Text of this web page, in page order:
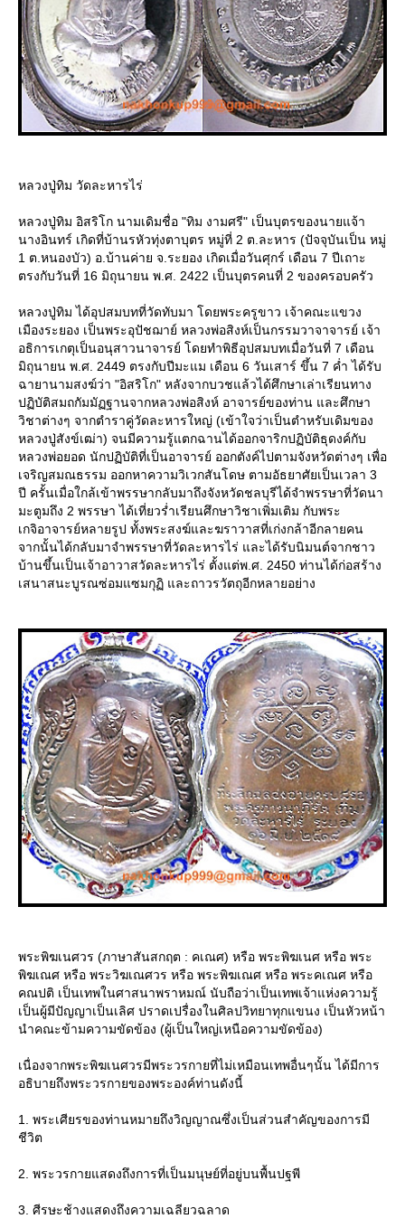
หลวงปู่ทิม วัดละหารไร่
หลวงปู่ทิม อิสริโก นามเดิมชื่อ "ทิม งามศรี" เป็นบุตรของนายแจ้า
นางอินทร์ เกิดที่บ้านรหัวทุ่งตาบุตร หมู่ที่ 2 ต.ละหาร (ปัจจุบันเป็น หมู่
1 ต.หนองบัว) อ.บ้านค่าย จ.ระยอง เกิดเมื่อวันศุกร์ เดือน 7 ปีเถาะ
ตรงกับวันที่ 16 มิถุนายน พ.ศ. 2422 เป็นบุตรคนที่ 2 ของครอบครัว
หลวงปู่ทิม ได้อุปสมบทที่วัดทับมา โดยพระครูขาว เจ้าคณะแขวง
เมืองระยอง เป็นพระอุปัชฌาย์ หลวงพ่อสิงห์เป็นกรรมวาจาจารย์ เจ้า
อธิการเกตุเป็นอนุสาวนาจารย์ โดยทำพิธีอุปสมบทเมื่อวันที่ 7 เดือน
มิถุนายน พ.ศ. 2449 ตรงกับปีมะแม เดือน 6 วันเสาร์ ขึ้น 7 ค่ำ ได้รับ
ฉายานามสงฆ์ว่า "อิสริโก" หลังจากบวชแล้วได้ศึกษาเล่าเรียนทาง
ปฏิบัติสมถกัมมัฏฐานจากหลวงพ่อสิงห์ อาจารย์ของท่าน และศึกษา
วิชาต่างๆ จากตำราคู่วัดละหารใหญ่ (เข้าใจว่าเป็นตำหรับเดิมของ
หลวงปู่สังข์เฒ่า) จนมีความรู้แตกฉานได้ออกจาริกปฏิบัติธุดงค์กับ
หลวงพ่อยอด นักปฏิบัติที่เป็นอาจารย์ ออกตังค์ไปตามจังหวัดต่างๆ เพื่อ
เจริญสมณธรรม ออกหาความวิเวกสันโดษ ตามอัธยาศัยเป็นเวลา 3
ปี ครั้นเมื่อใกล้เข้าพรรษากลับมาถึงจังหวัดชลบุรีได้จำพรรษาที่วัดนา
มะตูมถึง 2 พรรษา ได้เที่ยวร่ำเรียนศึกษาวิชาเพิ่มเติม กับพระ
เกจิอาจารย์หลายรูป ทั้งพระสงฆ์และฆราวาสที่เก่งกล้าอีกลายคน
จากนั้นได้กลับมาจำพรรษาที่วัดละหารไร่ และได้รับนิมนต์จากชาว
บ้านขึ้นเป็นเจ้าอาวาสวัดละหารไร่ ตั้งแต่พ.ศ. 2450 ท่านได้ก่อสร้าง
เสนาสนะบูรณซ่อมแซมกุฏิ และถาวรวัตถุอีกหลายอย่าง
พระพิฆเนศวร (ภาษาสันสกฤต : คเณศ) หรือ พระพิฆเนศ หรือ พระ
พิฆเณศ หรือ พระวิฆเณศวร หรือ พระพิฆเณศ หรือ พระคเณศ หรือ
คณปติ เป็นเทพในศาสนาพราหมณ์ นับถือว่าเป็นเทพเจ้าแห่งความรู้
เป็นผู้มีปัญญาเป็นเลิศ ปราดเปรื่องในศิลปวิทยาทุกแขนง เป็นหัวหน้า
นำคณะข้ามความขัดข้อง (ผู้เป็นใหญ่เหนือความขัดข้อง)
เนื่องจากพระพิฆเนศวรมีพระวรกายที่ไม่เหมือนเทพอื่นๆนั้น ได้มีการ
อธิบายถึงพระวรกายของพระองค์ท่านดังนี้
1. พระเศียรของท่านหมายถึงวิญญาณซึ่งเป็นส่วนสำคัญของการมี
ชีวิต
2. พระวรกายแสดงถึงการที่เป็นมนุษย์ที่อยู่บนพื้นปฐพี
3. ศีรษะช้างแสดงถึงความเฉลียวฉลาด